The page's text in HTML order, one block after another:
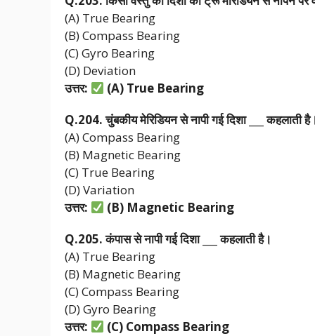
(A) True Bearing
(B) Compass Bearing
(C) Gyro Bearing
(D) Deviation
उत्तर:
(A) True Bearing
Q.204.चुंबकीयमेरिडियनसेनापीगईदिशा ___कहलाती
(A) Compass Bearing
(B) Magnetic Bearing
(C) True Bearing
(D) Variation
उत्तर:
(B) Magnetic Bearing
Q.205.कंपाससेनापीगईदिशा ___कहलातीहै।
(A) True Bearing
(B) Magnetic Bearing
(C) Compass Bearing
(D) Gyro Bearing
उत्तर:
(C) Compass Bearing